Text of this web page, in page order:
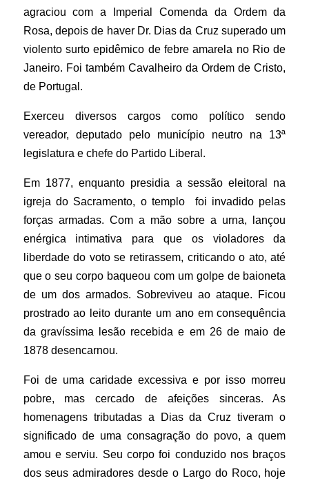
agraciou com a Imperial Comenda da Ordem da
Rosa, depois de haver Dr. Dias da Cruz superado um
violento surto epidêmico de febre amarela no Rio de
Janeiro. Foi também Cavalheiro da Ordem de Cristo,
de Portugal.
Exerceu diversos cargos como político sendo
vereador, deputado pelo município neutro na 13ª
legislatura e chefe do Partido Liberal.
Em 1877, enquanto presidia a sessão eleitoral na
igreja do Sacramento, o templo foi invadido pelas
forças armadas. Com a mão sobre a urna, lançou
enérgica intimativa para que os violadores da
liberdade do voto se retirassem, criticando o ato, até
que o seu corpo baqueou com um golpe de baioneta
de um dos armados. Sobreviveu ao ataque. Ficou
prostrado ao leito durante um ano em consequência
da gravíssima lesão recebida e em 26 de maio de
1878 desencarnou.
Foi de uma caridade excessiva e por isso morreu
pobre, mas cercado de afeições sinceras. As
homenagens tributadas a Dias da Cruz tiveram o
significado de uma consagração do povo, a quem
amou e serviu. Seu corpo foi conduzido nos braços
dos seus admiradores desde o Largo do Roco, hoje